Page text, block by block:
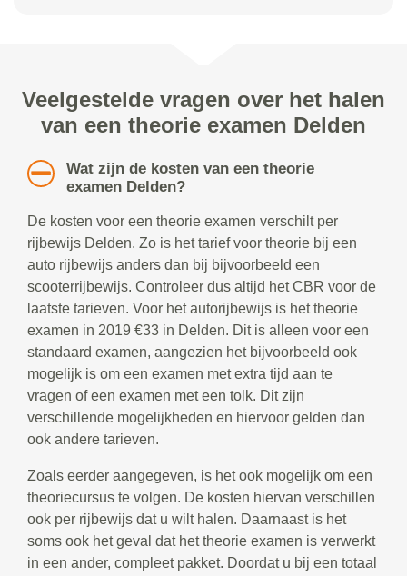
Veelgestelde vragen over het halen
van een theorie examen Delden
Wat zijn de kosten van een theorie
examen Delden?
De kosten voor een theorie examen verschilt per
rijbewijs Delden. Zo is het tarief voor theorie bij een
auto rijbewijs anders dan bij bijvoorbeeld een
scooterrijbewijs. Controleer dus altijd het CBR voor de
laatste tarieven. Voor het autorijbewijs is het theorie
examen in 2019 €33 in Delden. Dit is alleen voor een
standaard examen, aangezien het bijvoorbeeld ook
mogelijk is om een examen met extra tijd aan te
vragen of een examen met een tolk. Dit zijn
verschillende mogelijkheden en hiervoor gelden dan
ook andere tarieven.
Zoals eerder aangegeven, is het ook mogelijk om een
theoriecursus te volgen. De kosten hiervan verschillen
ook per rijbewijs dat u wilt halen. Daarnaast is het
soms ook het geval dat het theorie examen is verwerkt
in een ander, compleet pakket. Doordat u bij een totaal